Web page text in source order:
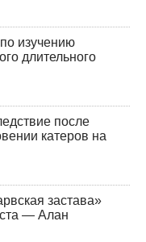
изучению
длительного
после
катеров на
застава»
— Алан